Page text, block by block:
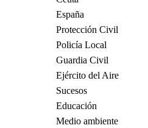
España
Protección Civil
Policía Local
Guardia Civil
Ejército del Aire
Sucesos
Educación
Medio ambiente